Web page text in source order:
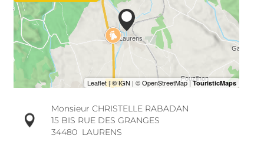
Monsieur CHRISTELLE RABADAN
15 BIS RUE DES GRANGES
34480 LAURENS